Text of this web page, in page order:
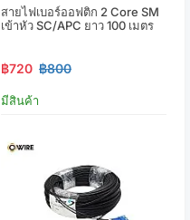
สายไฟเบอร์ออฟติก 2 Core SM
เข้าหัว SC/APC ยาว 100 เมตร
฿720 ฿800
มีสินค้า